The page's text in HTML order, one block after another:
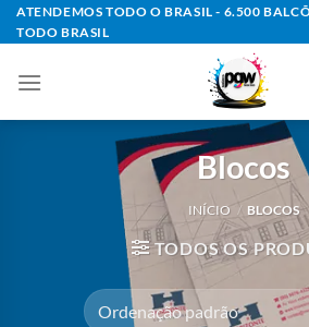
Skip
to
ATENDEMOS TODO O BRASIL - 6.500
TODO BRASIL
Blocos
INÍCIO / BLOCOS
TODOS OS